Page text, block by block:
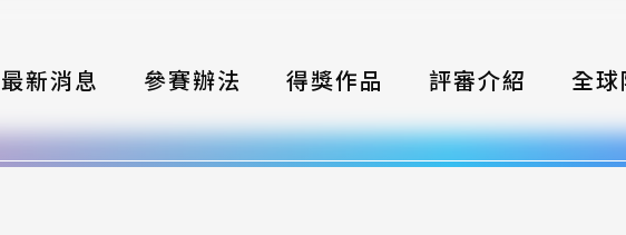
最新消息 參賽辦法
大賽組織
得獎作品 評審介紹 全球